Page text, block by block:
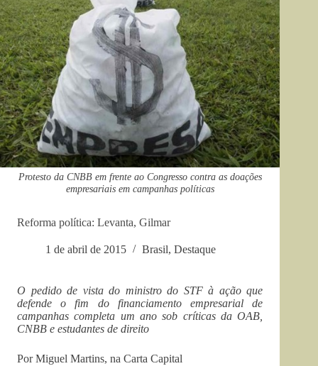
Protesto da CNBB em frente ao Congresso contra as doações
empresariais em campanhas políticas
Reforma política: Levanta, Gilmar
1 de abril de 2015 Brasil, Destaque
O pedido de vista do ministro do STF à ação que
defende o fim do financiamento empresarial de
campanhas completa um ano sob críticas da OAB,
CNBB e estudantes de direito
Por Miguel Martins, na Carta Capital